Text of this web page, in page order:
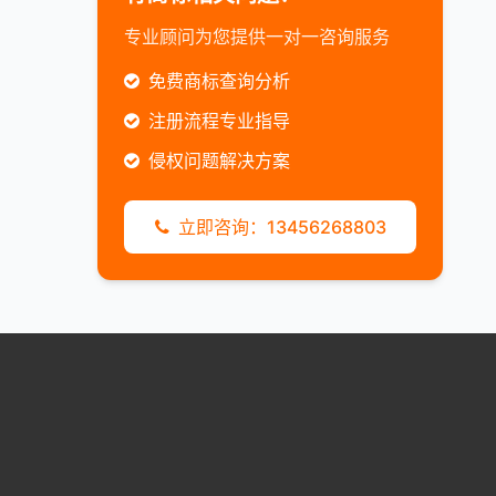
专业顾问为您提供一对一咨询服务
免费商标查询分析
注册流程专业指导
侵权问题解决方案
立即咨询：13456268803